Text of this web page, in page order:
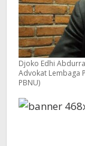
Djoko Edhi
Advokat Lembaga
PBNU)